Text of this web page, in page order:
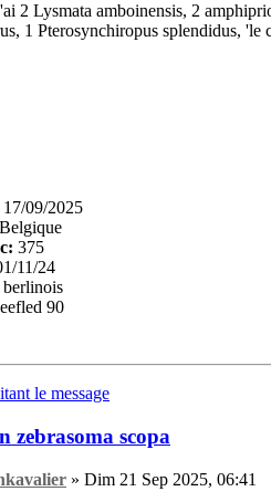
2 Lysmata amboinensis, 2
1 Pterosynchiropus splendidus,
17/09/2025
Belgique
375
11/24
berlinois
90
le message
zebrasoma scopa
» Dim 21 Sep 2025, 06:41